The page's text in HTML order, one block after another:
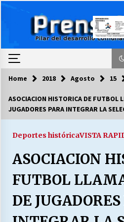
COLUMNISTA
03/08/2026
LA DC POR
28/07/2026
“ORGULLOSOS DE
Home 2018 Agosto 15
ASOCIACION HISTORICA DE FUTBOL
JUGADORES PARA INTEGRAR LA
Deportes históricaVISTA
ASOCIACION
FUTBOL
DE